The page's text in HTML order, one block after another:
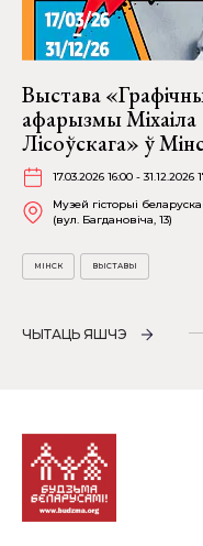
Выстава
афарызмы Міхаіла
Лісоўскага» ў
17.03.2026 16:00 - 31.12.2026
Музей гісторыі
(вул. Багдановіча, 13)
МІНСК ВЫСТАВЫ
ЧЫТАЦЬ ЯШЧЭ